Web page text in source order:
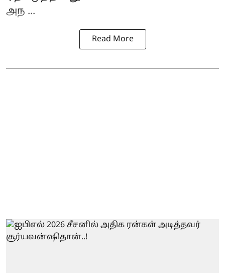
அந ...
Read More